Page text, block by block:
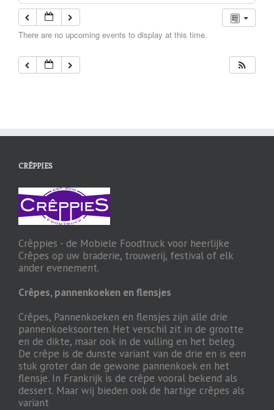
There are no upcoming events to display at this time.
CRÊPPIES
Crêppies - de Mobiele Foodtruck voor heerlijke
Crêpes op uw braderie, trouwerij, festival of elk
ander evenement.
Crêpes, pannenkoeken en flensjes
Crêpes, Pannenkoeken en flensjes zijn alle drie
pannenkoeksoorten. Het verschil zit in de grootte
en de dikte, maar ook in de vulling en het beleg.
De crêpe is de dunste variant van de drie en is een
stuk groter dan de gewone pannenkoek en het
flensje. In Frankrijk is de crêpe vooral bekend als
dessert. Maar wij bieden ook de hartige crêpes als
variant